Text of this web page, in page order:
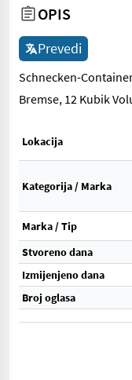
OPIS
Prevedi
Schnecken-
Bremse, 12 Kubik
Lokacija
Kategorija / Marka
Marka / Tip
Stvoreno dana
Izmijenjeno dana
Broj oglasa